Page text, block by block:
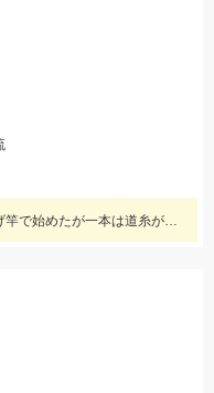
石黒岐阜店で穂先修理、３本の投げ竿で始めたが一本は道糸が古く、重りを付けて投げると切れてしまい使用できず、２本でやったが仕掛けを投げると同じ調子で鈴がなり中〜良型が釣れる休むこともできず終了後に数えたら答えは20本